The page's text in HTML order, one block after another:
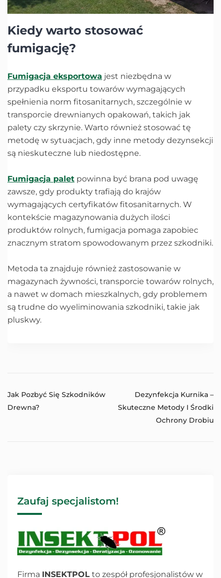
Kiedy warto stosować
fumigację?
Fumigacja eksportowa jest niezbędna w
przypadku eksportu towarów wymagających
spełnienia norm fitosanitarnych, szczególnie w
transporcie drewnianych opakowań, takich jak
palety czy skrzynie. Warto również stosować tę
metodę w sytuacjach, gdy inne metody dezynsekcji
są nieskuteczne lub niedostępne.
Fumigacja palet powinna być brana pod uwagę
zawsze, gdy produkty trafiają do krajów
wymagających certyfikatów fitosanitarnych. W
kontekście magazynowania dużych ilości
produktów rolnych, fumigacja pomaga zapobiec
znacznym stratom spowodowanym przez szkodniki.
Metoda ta znajduje również zastosowanie w
magazynach żywności, transporcie towarów rolnych,
a nawet w domach mieszkalnych, gdy problemem
są trudne do wyeliminowania szkodniki, takie jak
pluskwy.
Jak Pozbyć Się Szkodników
Drewna?
Dezynfekcja Kurnika –
Skuteczne Metody I Środki
Ochrony Drobiu
Zaufaj specjalistom!
Firma INSEKTPOL to zespół profesjonalistów w